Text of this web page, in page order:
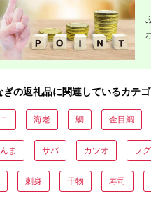
天ふるさと
キング｜高
ジャンル別
静岡県吉田
税のご紹介
ぎの返礼品に関連しているカテゴ
海老 鯛 金目鯛
ま サバ カツオ フグ
刺身 干物 寿司